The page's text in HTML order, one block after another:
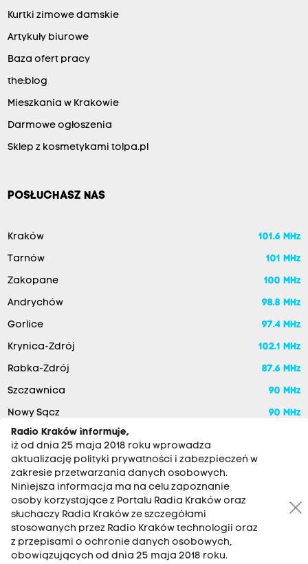
Kurtki zimowe damskie
Artykuły biurowe
Baza ofert pracy
the:blog
Mieszkania w Krakowie
Darmowe ogłoszenia
Sklep z kosmetykami tolpa.pl
POSŁUCHASZ NAS
Kraków 101.6 MHz
Tarnów 101 MHz
Zakopane 100 MHz
Andrychów 98.8 MHz
Gorlice 97.4 MHz
Krynica-Zdrój 102.1 MHz
Rabka-Zdrój 87.6 MHz
Szczawnica 90 MHz
Nowy Sącz 90 MHz
RADIO KRAKÓW SA. Aleja Juliusza Słowackiego 22, 30-007
Kraków
Radio Kraków informuje,
iż od dnia 25 maja 2018 roku wprowadza
aktualizację polityki prywatności i zabezpieczeń w
zakresie przetwarzania danych osobowych.
Niniejsza informacja ma na celu zapoznanie
osoby korzystające z Portalu Radia Kraków oraz
słuchaczy Radia Kraków ze szczegółami
stosowanych przez Radio Kraków technologii oraz
z przepisami o ochronie danych osobowych,
obowiązujących od dnia 25 maja 2018 roku.